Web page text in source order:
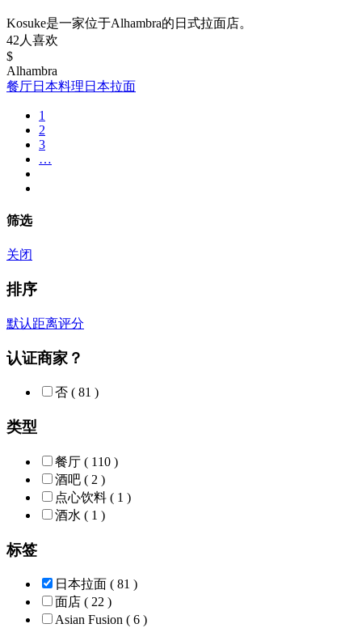
Kosuke是一家位于Alhambra的日式拉面店。
42人喜欢
$
Alhambra
餐厅日本料理 日本拉面
1
2
3
…
筛选
关闭
排序
默认距离评分
认证商家？
否 ( 81 )
类型
餐厅 ( 110 )
酒吧 ( 2 )
点心饮料 ( 1 )
酒水 ( 1 )
标签
日本拉面 ( 81 )
面店 ( 22 )
Asian Fusion ( 6 )